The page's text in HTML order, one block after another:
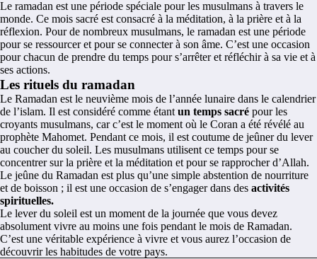
Le ramadan est une période spéciale pour les musulmans à travers le
monde. Ce mois sacré est consacré à la méditation, à la prière et à la
réflexion. Pour de nombreux musulmans, le ramadan est une période
pour se ressourcer et pour se connecter à son âme. C’est une occasion
pour chacun de prendre du temps pour s’arrêter et réfléchir à sa vie et à
ses actions.
Les rituels du ramadan
Le Ramadan est le neuvième mois de l’année lunaire dans le calendrier
de l’islam. Il est considéré comme étant un temps sacré pour les
croyants musulmans, car c’est le moment où le Coran a été révélé au
prophète Mahomet. Pendant ce mois, il est coutume de jeûner du lever
au coucher du soleil. Les musulmans utilisent ce temps pour se
concentrer sur la prière et la méditation et pour se rapprocher d’Allah.
Le jeûne du Ramadan est plus qu’une simple abstention de nourriture
et de boisson ; il est une occasion de s’engager dans des activités
spirituelles.
Le lever du soleil est un moment de la journée que vous devez
absolument vivre au moins une fois pendant le mois de Ramadan.
C’est une véritable expérience à vivre et vous aurez l’occasion de
découvrir les habitudes de votre pays.